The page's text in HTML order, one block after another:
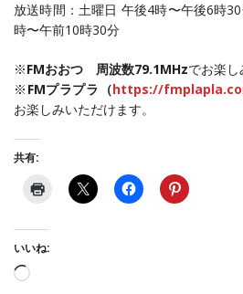
放送時間：土曜日 午後4時〜午後6時
時〜午前10時30分
※FMおおつ 周波数79.1MHzでお楽し
※ FMプラプラ（https://
お楽しみいただけます。
共有:
いいね:
読